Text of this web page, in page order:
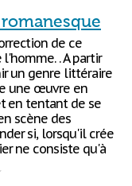
de ce
. A partir
un genre littéraire
une œuvre en
en tentant de se
scène des
si, lorsqu'il crée
ne consiste qu'à